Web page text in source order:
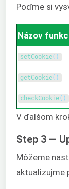
Poďme si
Názov
setCookie( )
getCookie( )
checkCookie( )
V ďalšom
Step 3 —
Môžeme
aktualizujme